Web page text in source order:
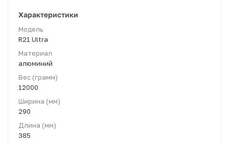
Характеристики
Модель
R21 Ultra
Материал
алюминий
Вес (грамм)
12000
Ширина (мм)
290
Длина (мм)
385